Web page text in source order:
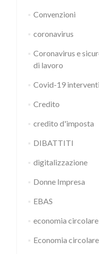
Convenzioni
coronavirus
Coronavirus e
di lavoro
Covid-19
Credito
credito d'imposta
DIBATTITI
digitalizzazione
Donne Impresa
EBAS
economia circolare
Economia circolare